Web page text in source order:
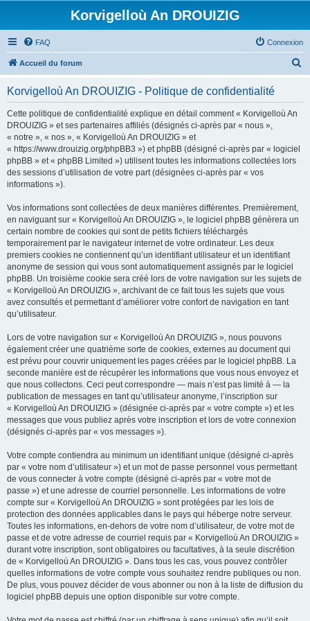
Korvigelloù An DROUIZIG
FAQ Connexion
Accueil du forum
Korvigelloù An DROUIZIG - Politique de confidentialité
Cette politique de confidentialité explique en détail comment « Korvigelloù An
DROUIZIG » et ses partenaires affiliés (désignés ci-après par « nous »,
« notre », « nos », « Korvigelloù An DROUIZIG » et
« https://www.drouizig.org/phpBB3 ») et phpBB (désigné ci-après par « logiciel
phpBB » et « phpBB Limited ») utilisent toutes les informations collectées lors
des sessions d’utilisation de votre part (désignées ci-après par « vos
informations »).
Vos informations sont collectées de deux manières différentes. Premièrement,
en naviguant sur « Korvigelloù An DROUIZIG », le logiciel phpBB génèrera un
certain nombre de cookies qui sont de petits fichiers téléchargés
temporairement par le navigateur internet de votre ordinateur. Les deux
premiers cookies ne contiennent qu’un identifiant utilisateur et un identifiant
anonyme de session qui vous sont automatiquement assignés par le logiciel
phpBB. Un troisième cookie sera créé lors de votre navigation sur les sujets de
« Korvigelloù An DROUIZIG », archivant de ce fait tous les sujets que vous
avez consultés et permettant d’améliorer votre confort de navigation en tant
qu’utilisateur.
Lors de votre navigation sur « Korvigelloù An DROUIZIG », nous pouvons
également créer une quatrième sorte de cookies, externes au document qui
est prévu pour couvrir uniquement les pages créées par le logiciel phpBB. La
seconde manière est de récupérer les informations que vous nous envoyez et
que nous collectons. Ceci peut correspondre — mais n’est pas limité à — la
publication de messages en tant qu’utilisateur anonyme, l’inscription sur
« Korvigelloù An DROUIZIG » (désignée ci-après par « votre compte ») et les
messages que vous publiez après votre inscription et lors de votre connexion
(désignés ci-après par « vos messages »).
Votre compte contiendra au minimum un identifiant unique (désigné ci-après
par « votre nom d’utilisateur ») et un mot de passe personnel vous permettant
de vous connecter à votre compte (désigné ci-après par « votre mot de
passe ») et une adresse de courriel personnelle. Les informations de votre
compte sur « Korvigelloù An DROUIZIG » sont protégées par les lois de
protection des données applicables dans le pays qui héberge notre serveur.
Toutes les informations, en-dehors de votre nom d’utilisateur, de votre mot de
passe et de votre adresse de courriel requis par « Korvigelloù An DROUIZIG »
durant votre inscription, sont obligatoires ou facultatives, à la seule discrétion
de « Korvigelloù An DROUIZIG ». Dans tous les cas, vous pouvez contrôler
quelles informations de votre compte vous souhaitez rendre publiques ou non.
De plus, vous pouvez décider de vous abonner ou non à la liste de diffusion du
logiciel phpBB depuis une option disponible sur votre compte.